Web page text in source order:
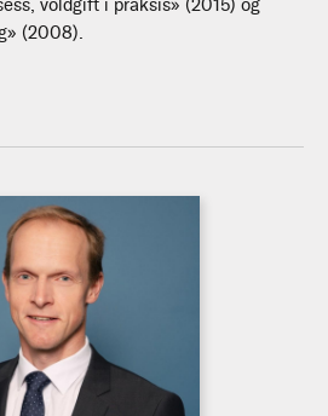
voldgift i praksis» (2015) og
(2008).